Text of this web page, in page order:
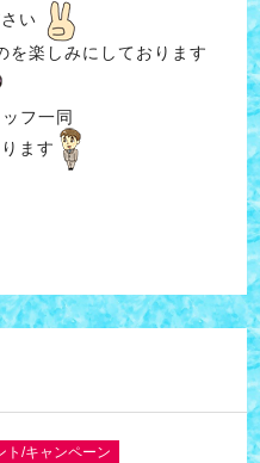
い
を楽しみにしております
フ一同
ます
ト/キャンペーン